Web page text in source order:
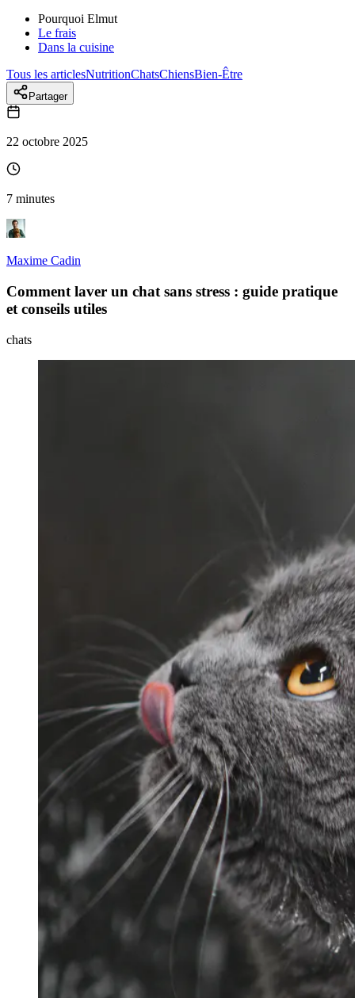
Pourquoi Elmut
Le frais
Dans la cuisine
Tous les articlesNutritionChatsChiensBien-Être
Partager
22 octobre 2025
7 minutes
Maxime Cadin
Comment laver un chat sans stress : guide pratique
et conseils utiles
chats